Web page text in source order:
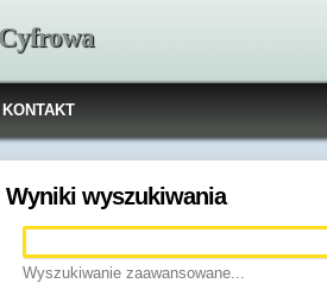
KONTAKT
Wyniki wyszukiwania
Wyszukiwanie zaawansowane...